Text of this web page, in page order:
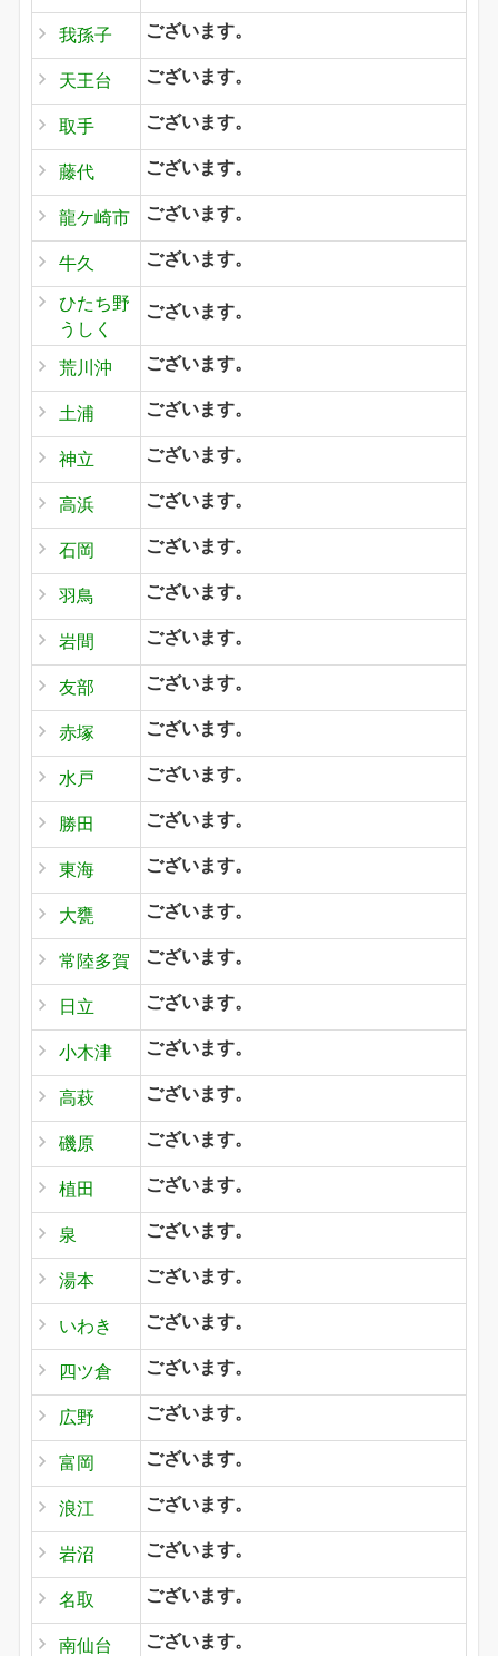
我孫子 ございます。
天王台 ございます。
取手 ございます。
藤代 ございます。
龍ケ崎市 ございます。
牛久 ございます。
ひたち野
うしく
ございます。
荒川沖 ございます。
土浦 ございます。
神立 ございます。
高浜 ございます。
石岡 ございます。
羽鳥 ございます。
岩間 ございます。
友部 ございます。
赤塚 ございます。
水戸 ございます。
勝田 ございます。
東海 ございます。
大甕 ございます。
常陸多賀 ございます。
日立 ございます。
小木津 ございます。
高萩 ございます。
磯原 ございます。
植田 ございます。
泉 ございます。
湯本 ございます。
いわき ございます。
四ツ倉 ございます。
広野 ございます。
富岡 ございます。
浪江 ございます。
岩沼 ございます。
名取 ございます。
南仙台 ございます。